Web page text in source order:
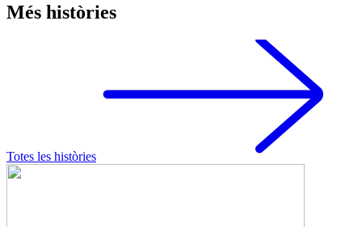
Més històries
Totes les històries